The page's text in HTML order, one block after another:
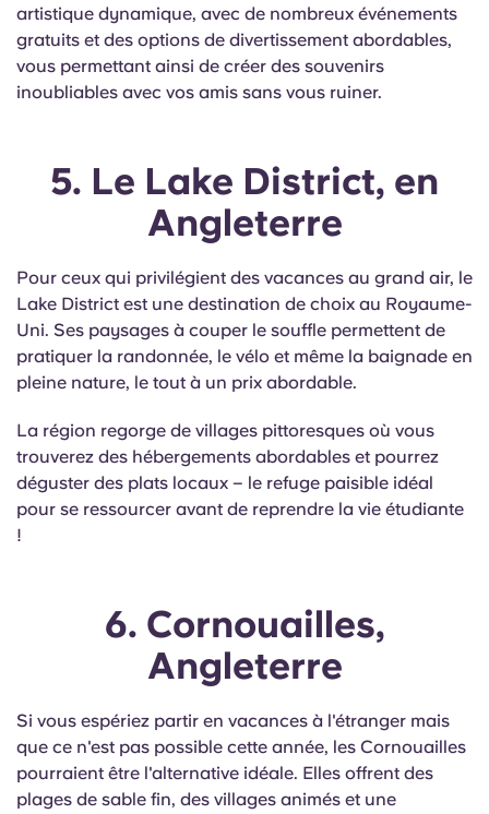
artistique dynamique, avec de nombreux événements
gratuits et des options de divertissement abordables,
vous permettant ainsi de créer des souvenirs
inoubliables avec vos amis sans vous ruiner.
5. Le Lake District, en
Angleterre
Pour ceux qui privilégient des vacances au grand air, le
Lake District est une destination de choix au Royaume-
Uni. Ses paysages à couper le souffle permettent de
pratiquer la randonnée, le vélo et même la baignade en
pleine nature, le tout à un prix abordable.
La région regorge de villages pittoresques où vous
trouverez des hébergements abordables et pourrez
déguster des plats locaux – le refuge paisible idéal
pour se ressourcer avant de reprendre la vie étudiante
!
6. Cornouailles,
Angleterre
Si vous espériez partir en vacances à l'étranger mais
que ce n'est pas possible cette année, les Cornouailles
pourraient être l'alternative idéale. Elles offrent des
plages de sable fin, des villages animés et une